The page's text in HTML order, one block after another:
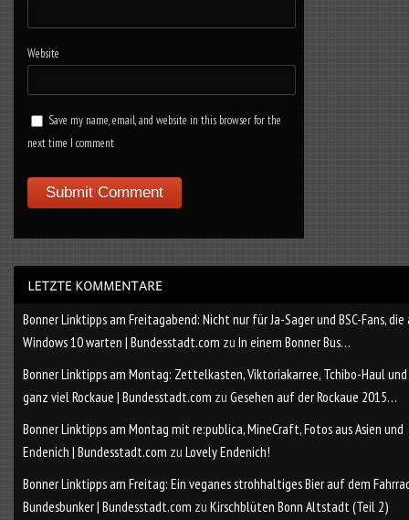
Website
Save my name, email, and website in this browser for the
next time I comment
Bonner Linktipps am Freitagabend: Nicht nur für Ja-Sager und BSC-Fans,
Windows 10 warten | Bundesstadt.com zu In einem Bonner Bus…
Bonner Linktipps am Montag: Zettelkasten, Viktoriakarree, Tchibo-Haul und
ganz viel Rockaue | Bundesstadt.com zu Gesehen auf der Rockaue 2015…
Bonner Linktipps am Montag mit re:publica, MineCraft, Fotos aus Asien und
Endenich | Bundesstadt.com zu Lovely Endenich!
Bonner Linktipps am Freitag: Ein veganes strohhaltiges Bier auf dem
Bundesbunker | Bundesstadt.com zu Kirschblüten Bonn Altstadt (Teil 2)